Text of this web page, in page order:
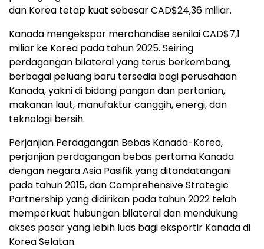
dan Korea tetap kuat sebesar CAD$24,36 miliar.
Kanada mengekspor merchandise senilai CAD$7,1
miliar ke Korea pada tahun 2025. Seiring
perdagangan bilateral yang terus berkembang,
berbagai peluang baru tersedia bagi perusahaan
Kanada, yakni di bidang pangan dan pertanian,
makanan laut, manufaktur canggih, energi, dan
teknologi bersih.
Perjanjian Perdagangan Bebas Kanada-Korea,
perjanjian perdagangan bebas pertama Kanada
dengan negara Asia Pasifik yang ditandatangani
pada tahun 2015, dan Comprehensive Strategic
Partnership yang didirikan pada tahun 2022 telah
memperkuat hubungan bilateral dan mendukung
akses pasar yang lebih luas bagi eksportir Kanada di
Korea Selatan.